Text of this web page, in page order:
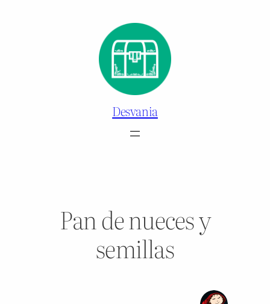
Desvania
Pan de nueces y
semillas